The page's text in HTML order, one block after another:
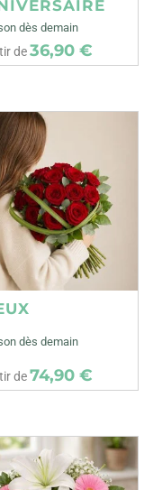
dès demain
de36,90 €
dès demain
de74,90 €